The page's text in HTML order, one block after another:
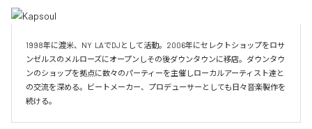
1998年に渡米、NY  LAでDJとして活動。2006年にセレクトショップをロサ
ンゼルスのメルローズにオープンしその後ダウンタウンに移店。ダウンタウ
ンのショップを拠点に数々のパーティーを主催しローカルアーティスト達と
の交流を深める。ビートメーカー、プロデューサーとしても日々音楽製作を
続ける。